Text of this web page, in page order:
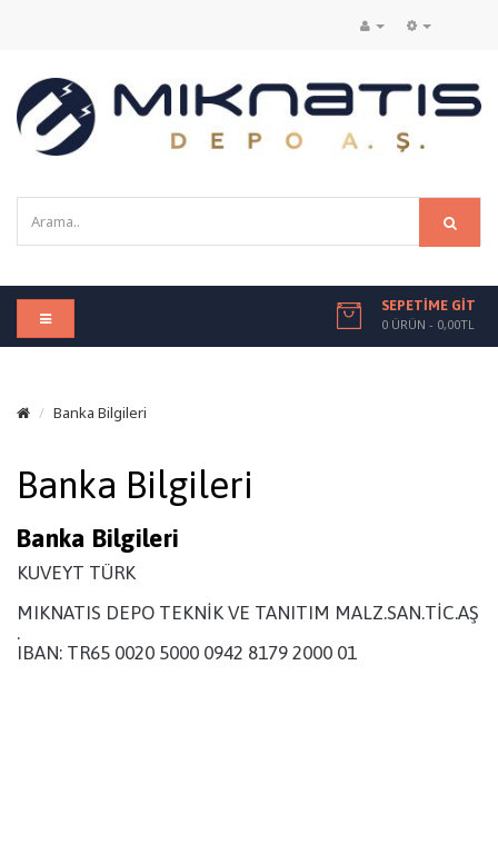
SEPETIME GIT
0 ÜRÜN - 0,00TL
Banka Bilgileri
Banka Bilgileri
Banka Bilgileri
KUVEYT TÜRK
MIKNATIS DEPO TEKNİK VE TANITIM MALZ.SAN.TİC.AŞ
.
IBAN: TR65 0020 5000 0942 8179 2000 01